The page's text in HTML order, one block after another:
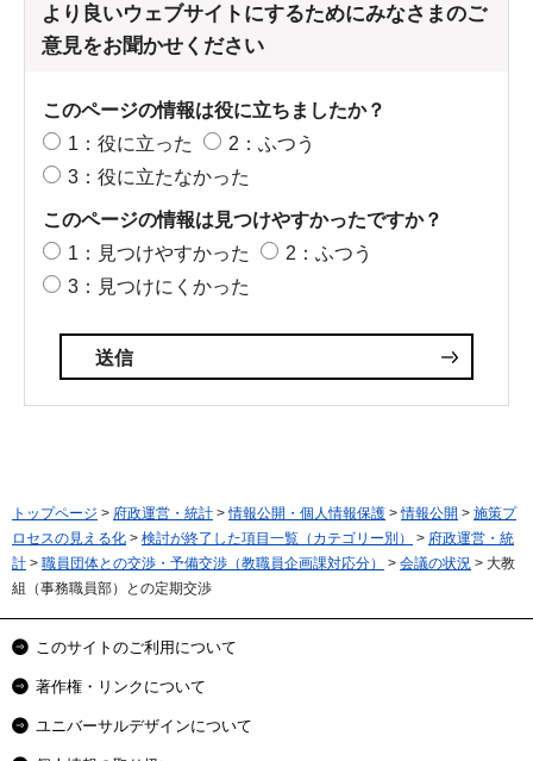
より良いウェブサイトにするためにみなさまのご
意見をお聞かせください
このページの情報は役に立ちましたか？
1：役に立った
2：ふつう
3：役に立たなかった
このページの情報は見つけやすかったですか？
1：見つけやすかった
2：ふつう
3：見つけにくかった
トップページ > 府政運営・統計 >情報公開・個人情報保護 >情報公開 > 施策プ
ロセスの見える化 > 検討が終了した項目一覧（カテゴリー別） > 府政運営・統
計 > 職員団体との交渉・予備交渉（教職員企画課対応分） > 会議の状況 > 大教
組（事務職員部）との定期交渉
このサイトのご利用について
著作権・リンクについて
ユニバーサルデザインについて